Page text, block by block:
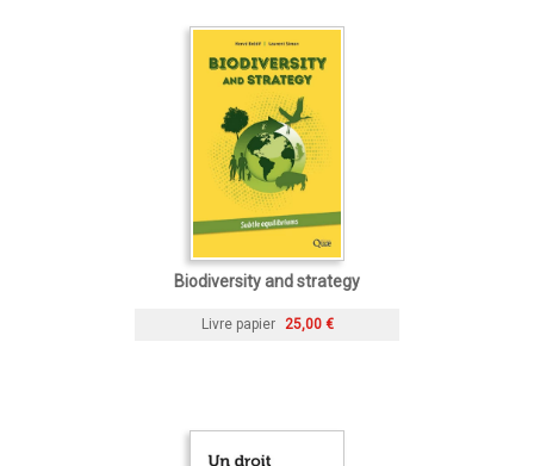
Biodiversity and strategy
Livre papier 25,00 €